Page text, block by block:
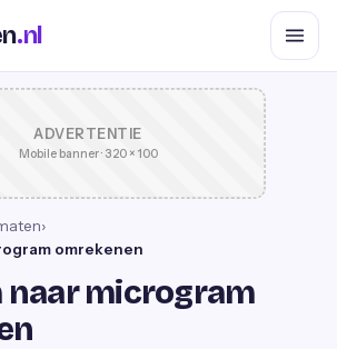
.nl
ADVERTENTIE
Mobile banner · 320 × 100
›
omrekenen
microgram